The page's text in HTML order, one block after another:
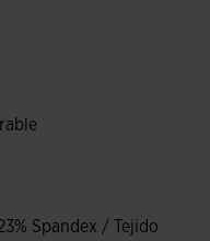
las irritaciones
proporcionando
ergonómico. Además,
que ayudan a gestionar
Spandex / Tejido